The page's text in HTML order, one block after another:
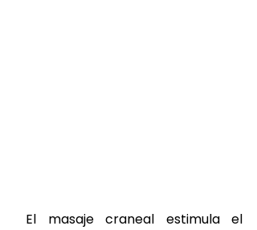
El masaje craneal estimula el